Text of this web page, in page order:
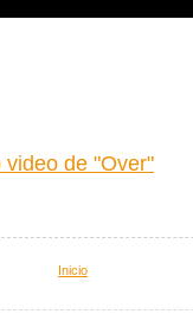
de "Over"
Inicio